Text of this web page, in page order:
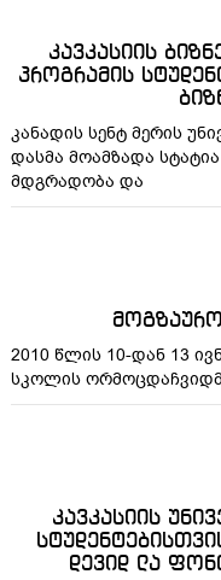
კავკასიის
პროგრამის
კანადის სენტ მერის
დასმა მოამზადა
მდგრადობა და
2010 წლის 10-დან 13
სკოლის
კავკასიის
დევიდ ლა